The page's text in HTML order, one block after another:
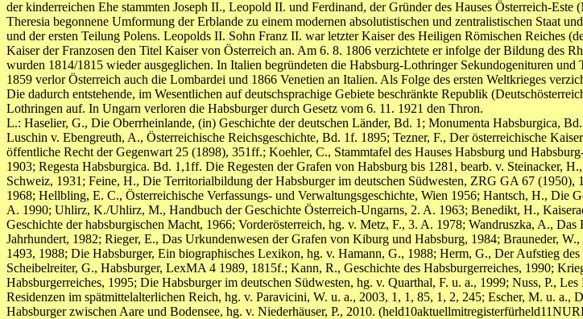
der kinderreichen Ehe stammten Joseph II., Leopold II. und Ferdinand, der Gründer des Hauses Österreich-
Theresia begonnene Umformung der Erblande zu einem modernen absolutistischen und zentralistischen Staat
und der ersten Teilung Polens. Leopolds II. Sohn Franz II. war letzter Kaiser des Heiligen Römischen Reiches
Kaiser der Franzosen den Titel Kaiser von Österreich an. Am 6. 8. 1806 verzichtete er infolge der Bildung des
wurden 1814/1815 wieder ausgeglichen. In Italien begründeten die Habsburg-Lothringer Sekundogenituren
1859 verlor Österreich auch die Lombardei und 1866 Venetien an Italien. Als Folge des ersten Weltkrieges
Die dadurch entstehende, im Wesentlichen auf deutschsprachige Gebiete beschränkte Republik
Lothringen auf. In Ungarn verloren die Habsburger durch Gesetz vom 6. 11. 1921 den Thron.
L.: Haselier, G., Die Oberrheinlande, (in) Geschichte der deutschen Länder, Bd. 1; Monumenta Habsburgica,
Luschin v. Ebengreuth, A., Österreichische Reichsgeschichte, Bd. 1f. 1895; Tezner, F., Der österreichische
öffentliche Recht der Gegenwart 25 (1898), 351ff.; Koehler, C., Stammtafel des Hauses Habsburg und
1903; Regesta Habsburgica. Bd. 1,1ff. Die Regesten der Grafen von Habsburg bis 1281, bearb. v. Steinacker,
Schweiz, 1931; Feine, H., Die Territorialbildung der Habsburger im deutschen Südwesten, ZRG GA 67
1968; Hellbling, E. C., Österreichische Verfassungs- und Verwaltungsgeschichte, Wien 1956; Hantsch, H.,
A. 1990; Uhlirz, K./Uhlirz, M., Handbuch der Geschichte Österreich-Ungarns, 2. A. 1963; Benedikt, H.,
Geschichte der habsburgischen Macht, 1966; Vorderösterreich, hg. v. Metz, F., 3. A. 1978; Wandruszka, A.,
Jahrhundert, 1982; Rieger, E., Das Urkundenwesen der Grafen von Kiburg und Habsburg, 1984; Brauneder,
1493, 1988; Die Habsburger, Ein biographisches Lexikon, hg. v. Hamann, G., 1988; Herm, G., Der Aufstieg
Scheibelreiter, G., Habsburger, LexMA 4 1989, 1815f.; Kann, R., Geschichte des Habsburgerreiches, 1990;
Habsburgerreiches, 1995; Die Habsburger im deutschen Südwesten, hg. v. Quarthal, F. u. a., 1999; Nuss, P.,
Residenzen im spätmittelalterlichen Reich, hg. v. Paravicini, W. u. a., 2003, 1, 1, 85, 1, 2, 245; Escher, M. u.
Habsburger zwischen Aare und Bodensee, hg. v. Niederhäuser, P., 2010.